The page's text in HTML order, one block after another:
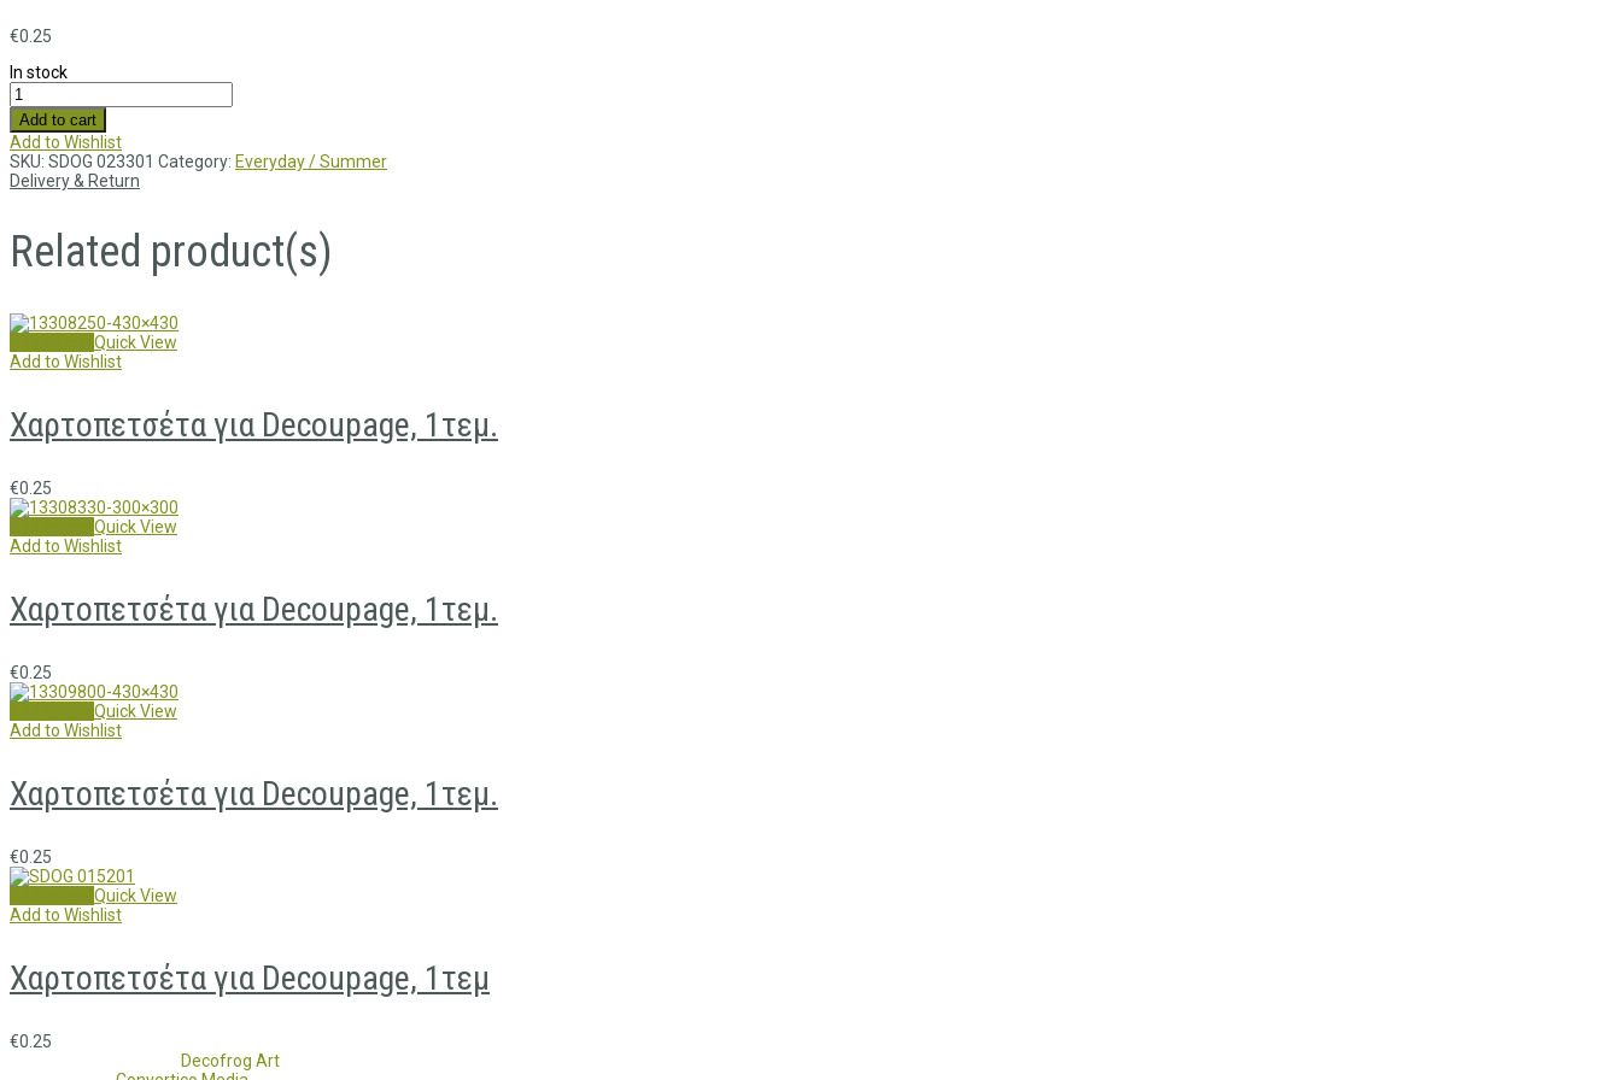
€0.25
In stock
Add to cart
Add to Wishlist
SKU: SDOG 023301 Category: Everyday / Summer
Delivery & Return
Related product(s)
Quick View
Add to Wishlist
Χαρτοπετσέτα για Decoupage, 1τεμ.
€0.25
Quick View
Add to Wishlist
Χαρτοπετσέτα για Decoupage, 1τεμ.
€0.25
Quick View
Add to Wishlist
Χαρτοπετσέτα για Decoupage, 1τεμ.
€0.25
Quick View
Add to Wishlist
Χαρτοπετσέτα για Decoupage, 1τεμ
€0.25
Decofrog Art